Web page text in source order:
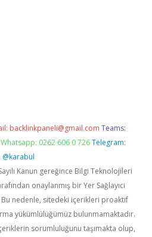
backlinkpaneli@gmail.com Teams:
Whatsapp: 0262 606 0 726 Telegram:
@karabul
Kanun gereğince Bilgi Teknolojileri
onaylanmış bir Yer Sağlayıcı
nedenle, sitedeki içerikleri proaktif
yükümlülüğümüz bulunmamaktadır.
sorumluluğunu taşımakta olup,